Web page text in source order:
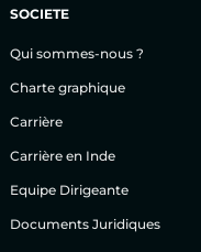
SOCIETE
Qui sommes-nous ?
Charte graphique
Carrière
Carrière en Inde
Equipe Dirigeante
Documents Juridiques